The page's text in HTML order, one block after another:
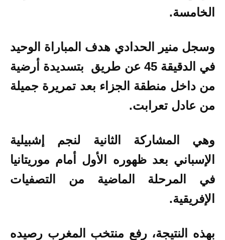
الخامسة.
وسجل منير الحدادي هدف المباراة الوحيد
في الدقيقة 45
عن طريق بتسديدة أرضية
من داخل منطقة الجزاء بعد تمريرة جميلة
من عادل تعرابت.
وهي المشاركة الثانية لنجم إشبيلية
الإسباني بعد ظهوره الأول أمام موريتانيا
في المرحلة الماضية من التصفيات
الإفريقية.
بهذه النتيجة، رفع منتخب المغرب رصيده